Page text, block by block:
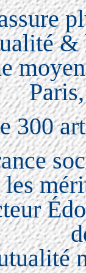
&
300
les